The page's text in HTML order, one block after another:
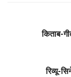
किताब-
रिव्यू-